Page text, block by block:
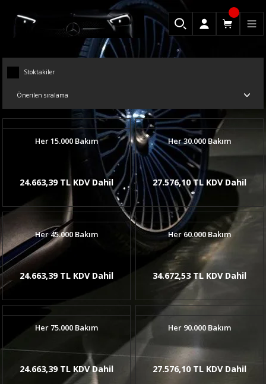
Stoktakiler
Her 15.000 Bakım
24.663,39 TL KDV Dahil
Her 30.000 Bakım
27.576,10 TL KDV Dahil
Her 45.000 Bakım
24.663,39 TL KDV Dahil
Her 60.000 Bakım
34.672,53 TL KDV Dahil
Her 75.000 Bakım
24.663,39 TL KDV Dahil
Her 90.000 Bakım
27.576,10 TL KDV Dahil